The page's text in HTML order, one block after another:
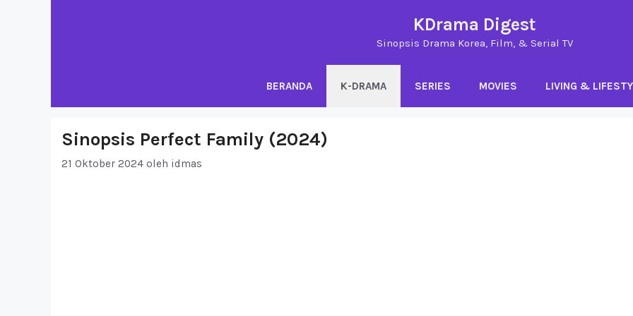
KDrama Digest
Sinopsis Drama Korea, Film, & Serial TV
BERANDA K-DRAMA SERIES MOVIES LIVING &
Sinopsis Perfect Family (2024)
21 Oktober 2024 oleh idmas